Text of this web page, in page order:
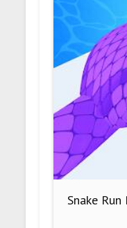
Snake Run